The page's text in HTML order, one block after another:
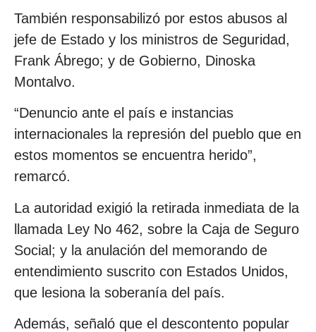
También responsabilizó por estos abusos al
jefe de Estado y los ministros de Seguridad,
Frank Ábrego; y de Gobierno, Dinoska
Montalvo.
“Denuncio ante el país e instancias
internacionales la represión del pueblo que en
estos momentos se encuentra herido”,
remarcó.
La autoridad exigió la retirada inmediata de la
llamada Ley No 462, sobre la Caja de Seguro
Social; y la anulación del memorando de
entendimiento suscrito con Estados Unidos,
que lesiona la soberanía del país.
Además, señaló que el descontento popular